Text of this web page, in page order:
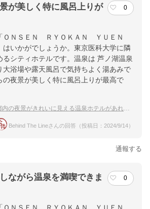
が美しく特に風呂上りが
0
ＯＮＳＥＮ ＲＹＯＫＡＮ ＹＵＥＮ
はいかがでしょうか。東京医科大学に隣
るシティホテルです。温泉は 芦ノ湖温泉
大浴場や露天風呂で気持ちよく湯あみで
の夜景が美しく特に風呂上りが最高で
の夜景がきれいに見える温泉ホテルがあれば教えてください
Behind The Lineさんの回答（投稿日：2024/9/14）
通報する
ながら温泉を満喫できま
0